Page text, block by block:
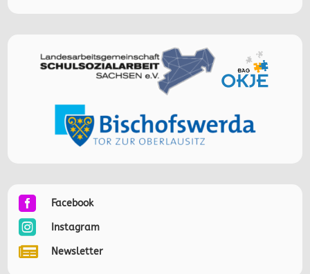
 Facebook
 Instagram
 Newsletter